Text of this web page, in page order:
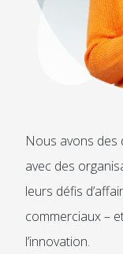
Nous avons des
avec des
leurs défis
commerciaux –
l’innovation.